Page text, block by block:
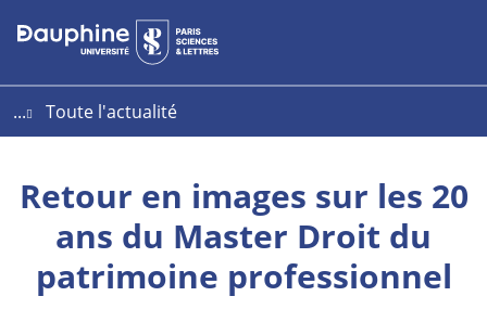
Aller
au
Aller
au
Plan
du
...
Toute l'actualité
Retour en images sur les 20
ans du Master Droit du
patrimoine professionnel